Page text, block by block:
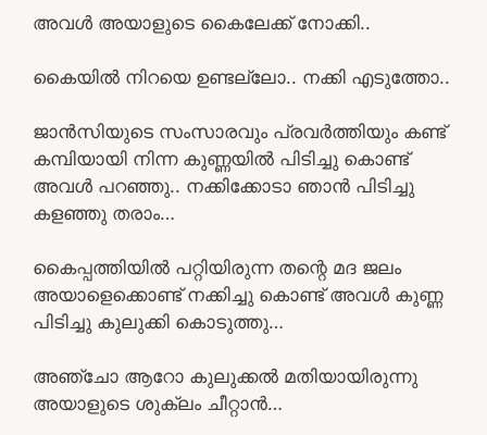
അവൾ അയാളുടെ കൈലേക്ക് നോക്കി..
കൈയിൽ നിറയെ ഉണ്ടല്ലോ.. നക്കി എടുത്തോ..
ജാൻസിയുടെ സംസാരവും പ്രവർത്തിയും കണ്ട്
കമ്പിയായി നിന്ന കുണ്ണയിൽ പിടിച്ചു കൊണ്ട്
അവൾ പറഞ്ഞു.. നക്കിക്കോടാ ഞാൻ പിടിച്ചു
കളഞ്ഞു തരാം…
കൈപ്പത്തിയിൽ പറ്റിയിരുന്ന തന്റെ മദ ജലം
അയാളെക്കൊണ്ട് നക്കിച്ചു കൊണ്ട് അവൾ കുണ്ണ
പിടിച്ചു കുലുക്കി കൊടുത്തു…
അഞ്ചോ ആറോ കുലുക്കൽ മതിയായിരുന്നു
അയാളുടെ ശുക്ലം ചീറ്റാൻ…